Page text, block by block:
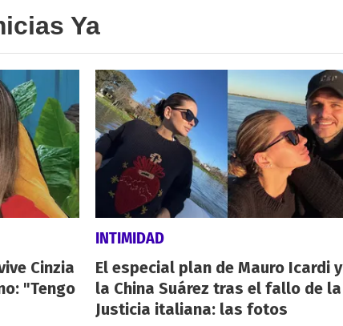
Ya
Cinzia
"Tengo
INTIMIDAD
El especial plan de Mauro Icardi y
la China Suárez tras el fallo de la
Justicia italiana: las fotos